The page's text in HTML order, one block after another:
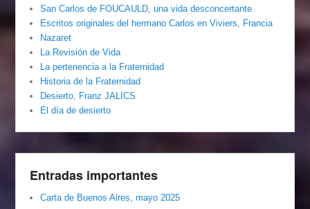
San Carlos de FOUCAULD, una vida desconcertante
Escritos originales del hermano Carlos en Viviers, Francia
Nazaret
La Revisión de Vida
La pertenencia a la Fraternidad
Historia de la Fraternidad
Desierto, Franz JALICS
El día de desierto
Entradas importantes
Carta de Buenos Aires, mayo 2025